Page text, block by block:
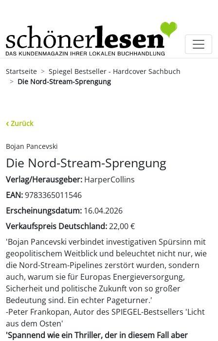
Startseite
Spiegel Bestseller - Hardcover Sachbuch
Die Nord-Stream-Sprengung
‹ Zurück
Bojan Pancevski
Die Nord-Stream-Sprengung
Verlag/Herausgeber: HarperCollins
EAN:9783365011546
Erscheinungsdatum: 16.04.2026
Verkaufspreis Deutschland:22,00 €
'Bojan Pancevski verbindet investigativen Spürsinn mit
geopolitischem Weitblick und beleuchtet nicht nur, wie
die Nord-Stream-Pipelines zerstört wurden, sondern
auch, warum sie für Europas Energieversorgung,
Sicherheit und politische Zukunft von so großer
Bedeutung sind. Ein echter Pageturner.'
-Peter Frankopan, Autor des SPIEGEL-Bestsellers 'Licht
aus dem Osten'
'Spannend wie ein Thriller, der in diesem Fall aber